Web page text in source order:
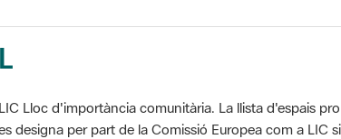
L
LIC Lloc d'importància comunitària. La llista d'espais
designa per part de la Comissió Europea com a LIC